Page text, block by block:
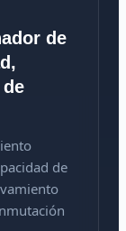
de
de